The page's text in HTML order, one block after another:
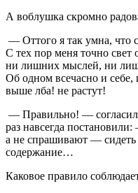
А воблушка скромно
— Оттого я так умна, что
С тех пор меня точно
ни лишних мыслей, ни
Об одном всечасно и
выше лба! не растут!
— Правильно! —
раз навсегда
а не спрашивают — сидеть
содержание…
Каковое правило